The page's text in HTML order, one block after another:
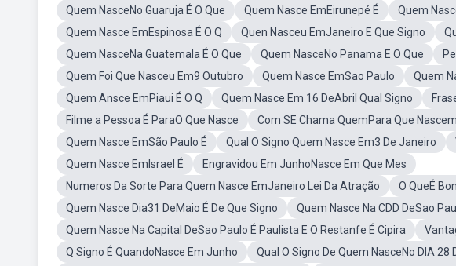
Quem NasceNo Guaruja É O Que
Quem Nasce EmEirunepé É
Quem
Quem Nasce EmEspinosa É O Q
Quen Nasceu EmJaneiro E Que Signo
Quem NasceNa Guatemala É O Que
Quem NasceNo Panama E O Que
Quem Foi Que Nasceu Em9 Outubro
Quem Nasce EmSao Paulo
Quem
Quem Ansce EmPiaui É O Q
Quem Nasce Em 16 DeAbril Qual Signo
Filme a Pessoa É ParaO Que Nasce
Com SE Chama QuemPara Que
Quem Nasce EmSão Paulo É
Qual O Signo Quem Nasce Em3 De Janeiro
Quem Nasce EmIsrael É
Engravidou Em JunhoNasce Em Que Mes
Numeros Da Sorte Para Quem Nasce EmJaneiro Lei Da Atração
O QueÉ
Quem Nasce Dia31 DeMaio É De Que Signo
Quem Nasce Na CDD DeSao
Quem Nasce Na Capital DeSao Paulo É Paulista E O Restanfe É Cipira
Q Signo É QuandoNasce Em Junho
Qual O Signo De Quem NasceNo DIA 28